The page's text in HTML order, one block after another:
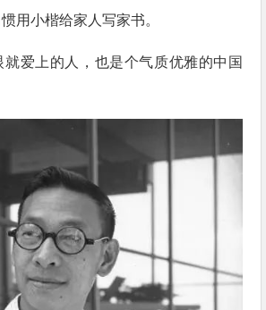
用小楷给家人写家书。
就爱上的人，也是个气质优雅的中国